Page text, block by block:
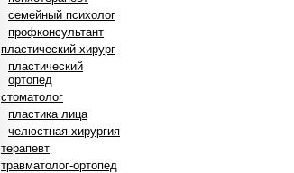
семейный психолог
профконсультант
пластический хирург
пластический
ортопед
стоматолог
пластика лица
челюстная хирургия
терапевт
травматолог-ортопед